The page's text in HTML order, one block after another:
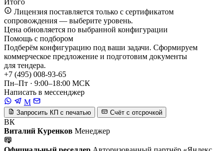
Лицензия поставляется только с сертификатом
сопровождения — выберите уровень.
Цена обновляется по выбранной конфигурации
Помощь с подбором
Подберём конфигурацию под ваши задачи. Сформируем
коммерческое предложение и подготовим документы
для тендера.
+7 (495) 008-93-65
Пн–Пт · 9:00–18:00 МСК
Написать в мессенджер
M
Запросить КП с печатью Счёт с отсрочкой
ВК
Виталий Куренков Менеджер